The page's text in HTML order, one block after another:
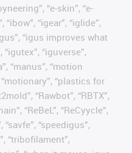
“e-skin”, “e-
“ibow”, “igear”, “iglide”,
“igus improves what
“igutex”, “iguverse”,
“manus”, “motion
“plastics for
“Rawbot”, “RBTX”,
“ReBeL”, “ReCyycle”,
“savfe”, “speedigus”,
“tribofilament”,